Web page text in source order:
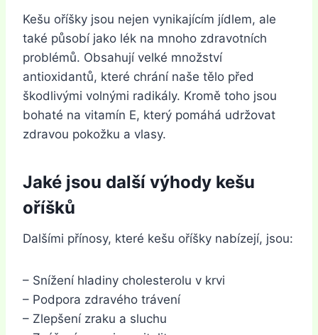
Kešu oříšky jsou nejen vynikajícím jídlem, ale
také působí jako lék na mnoho zdravotních
problémů. Obsahují velké množství
antioxidantů, které chrání naše tělo před
škodlivými volnými radikály. Kromě toho jsou
bohaté na vitamín E, který pomáhá udržovat
zdravou pokožku a vlasy.
Jaké jsou další výhody kešu
oříšků
Dalšími přínosy, které kešu oříšky nabízejí, jsou:
– Snížení hladiny cholesterolu v krvi
– Podpora zdravého trávení
– Zlepšení zraku a sluchu